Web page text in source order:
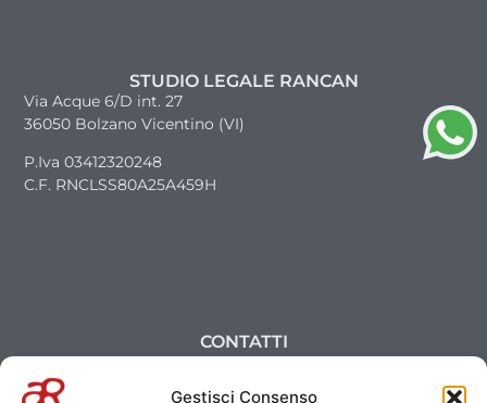
Gestisci Consenso
STUDIO LEGALE RANCAN
Via Acque 6/D int. 27
36050 Bolzano Vicentino (VI)
P.Iva 03412320248
C.F. RNCLSS80A25A459H
CONTATTI
0444 1572588